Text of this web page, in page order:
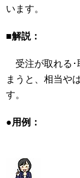
います。
■解説：
受注が取れる･
まうと、相当や
す。
●用例：